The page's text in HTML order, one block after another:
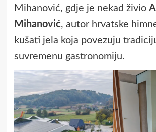
Mihanović, gdje je nekad živio
Mihanović, autor hrvatske
kušati jela koja povezuju
suvremenu gastronomiju.